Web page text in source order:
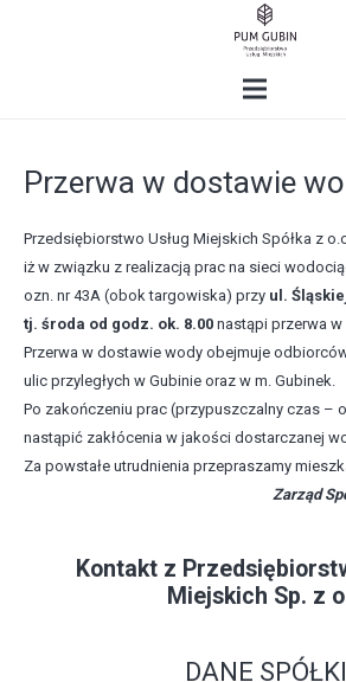
Przerwa w dostawie
Przedsiębiorstwo Usług Miejskich Spółka z
iż w związku z realizacją prac na sieci
ozn. nr 43A (obok targowiska) przy ul.
tj. środa od godz. ok. 8.00nastąpi przerwa w
Przerwa w dostawie wody obejmuje
ulic przyległych w Gubinie oraz w m. Gubinek.
Po zakończeniu prac (przypuszczalny czas –
nastąpić zakłócenia w jakości dostarczanej
Za powstałe utrudnienia przepraszamy
Zarząd
Kontakt z
Miejskich Sp. z
DANE SPÓŁKI